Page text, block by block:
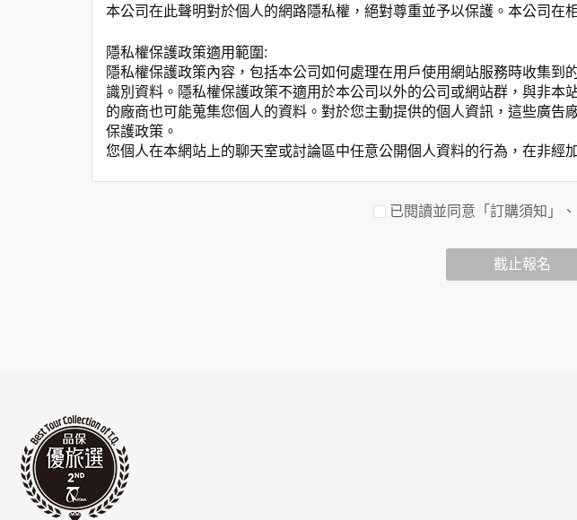
本公司在此聲明對於個人的網路隱私權，絕對尊重並予以保護。本公司在
隱私權保護政策適用範圍:
隱私權保護政策內容，包括本公司如何處理在用戶使用網站服務時收集
識別資料。隱私權保護政策不適用於本公司以外的公司或網站群，與非
的廠商也可能蒐集您個人的資料。對於您主動提供的個人資訊，這些廣
保護政策。
您個人在本網站上的聊天室或討論區中任意公開個人資料的行為，在非經
為了在本網站提供您最佳的互動性服務，可能會請您提供相關個人的資料
於一般瀏覽時，伺服器會自行記錄相關行徑，包括您使用連線設備的 IP
其他除了上述，會保留您在上網瀏覽或查詢時，伺服器自行產生的相關記
錄等。本網站會對個別連線者的瀏覽器予以標示，歸納使用者瀏覽器在本
項記錄和您對應。請您注意，在本網站網刊登廣告之廠商，或與連結本
網站有其個別的私權保護政策，其資料處理措施不適用本網站隱私權保護
本網站將在事前或註冊登錄取得您的同意後，傳送商業性資料或電子郵件
已閱讀並同意「訂購須知」
截止報名